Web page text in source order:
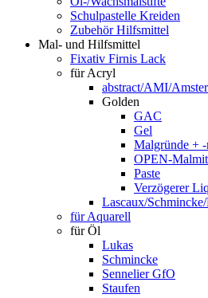
Schulpastelle Kreiden
Zubehör Hilfsmittel
Mal- und Hilfsmittel
Fixativ Firnis Lack
für Acryl
abstract/AMI/
Golden
GAC
Gel
Malgründe + -
OPEN-
Paste
Verzögerer
Lascaux/
für Aquarell
für Öl
Lukas
Schmincke
Sennelier GfO
Staufen